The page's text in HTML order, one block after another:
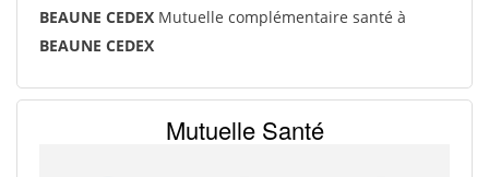
BEAUNE CEDEX Mutuelle complémentaire santé à
BEAUNE CEDEX